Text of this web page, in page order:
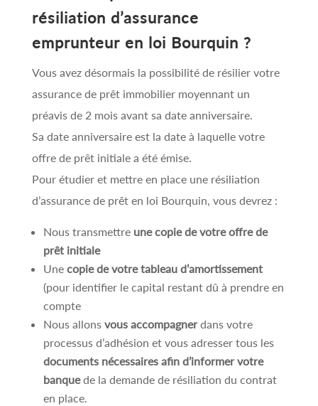
résiliation d’assurance
emprunteur en loi Bourquin ?
Vous avez désormais la possibilité de résilier votre
assurance de prêt immobilier moyennant un
préavis de 2 mois avant sa date anniversaire.
Sa date anniversaire est la date à laquelle votre
offre de prêt initiale a été émise.
Pour étudier et mettre en place une résiliation
d’assurance de prêt en loi Bourquin, vous devrez :
Nous transmettre une copie de votre offre de
prêt initiale
Une copie de votre tableau d’amortissement
(pour identifier le capital restant dû à prendre en
compte
Nous allons vous accompagnerdans votre
processus d’adhésion et vous adresser tous les
documents nécessaires afin d’informer votre
banquede la demande de résiliation du contrat
en place.